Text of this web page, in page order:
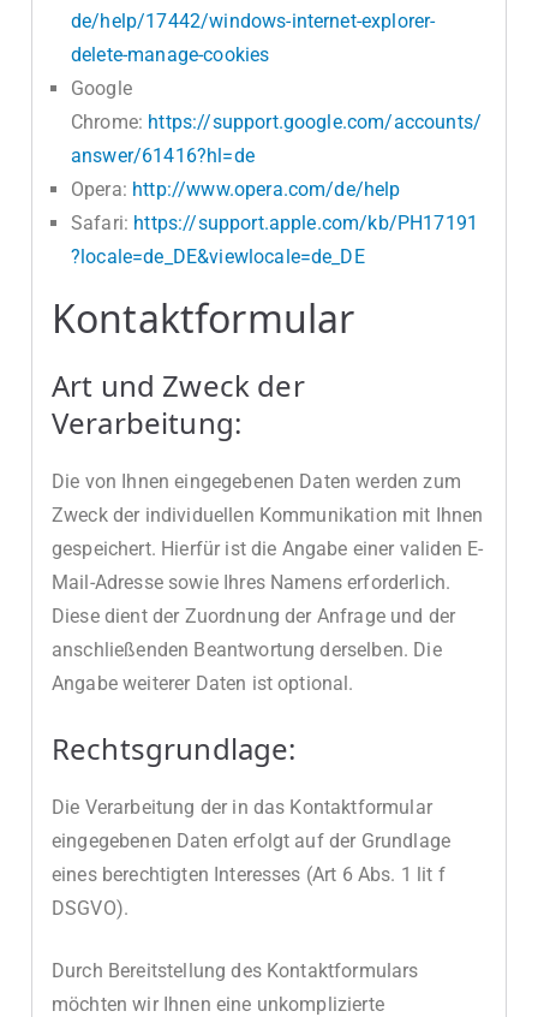
de/help/17442/windows-internet-explorer-
delete-manage-cookies
Google
Chrome: https://support.google.com/accounts/
answer/61416?hl=de
Opera: http://www.opera.com/de/help
Safari: https://support.apple.com/kb/PH17191
?locale=de_DE&viewlocale=de_DE
Kontaktformular
Art und Zweck der
Verarbeitung:
Die von Ihnen eingegebenen Daten werden zum
Zweck der individuellen Kommunikation mit Ihnen
gespeichert. Hierfür ist die Angabe einer validen E-
Mail-Adresse sowie Ihres Namens erforderlich.
Diese dient der Zuordnung der Anfrage und der
anschließenden Beantwortung derselben. Die
Angabe weiterer Daten ist optional.
Rechtsgrundlage:
Die Verarbeitung der in das Kontaktformular
eingegebenen Daten erfolgt auf der Grundlage
eines berechtigten Interesses (Art 6 Abs. 1 lit f
DSGVO).
Durch Bereitstellung des Kontaktformulars
möchten wir Ihnen eine unkomplizierte